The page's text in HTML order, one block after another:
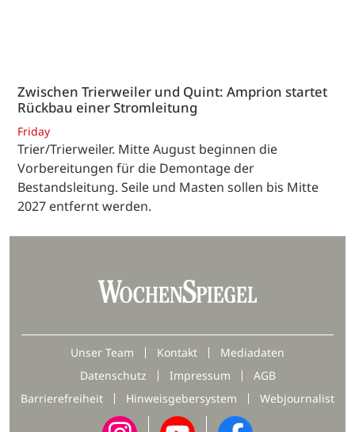
Zwischen Trierweiler und Quint: Amprion startet
Rückbau einer Stromleitung
Friday
Trier/Trierweiler. Mitte August beginnen die
Vorbereitungen für die Demontage der
Bestandsleitung. Seile und Masten sollen bis Mitte
2027 entfernt werden.
Unser Team Kontakt
Mediadaten
Datenschutz
Impressum
AGB
Barrierefreiheit
Hinweisgebersystem Webjournalist